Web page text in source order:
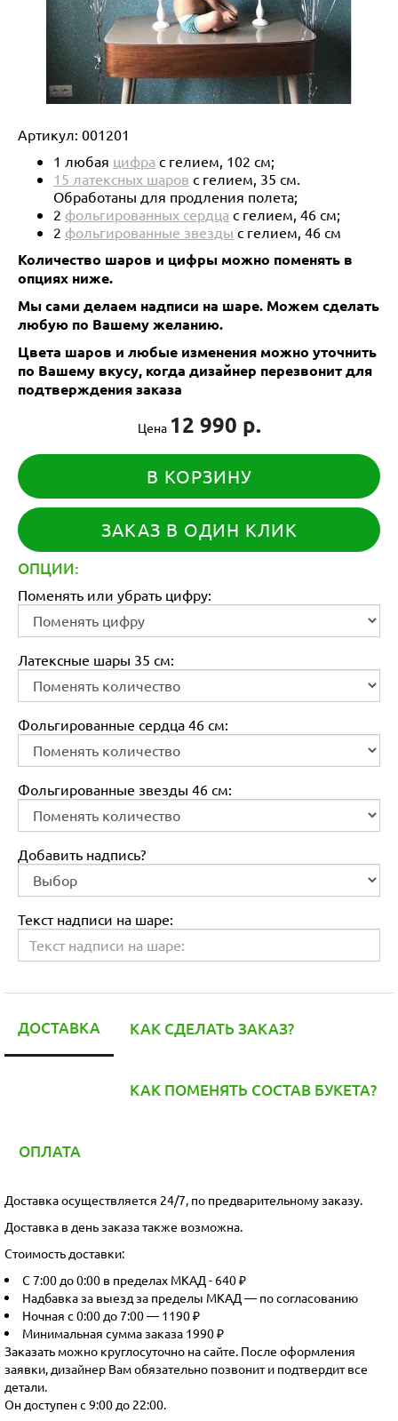
Артикул: 001201
1 любая цифра с гелием, 102 см;
15 латексных шаров с гелием, 35 см.
Обработаны для продления полета;
2 фольгированных сердца с гелием, 46 см;
2 фольгированные звезды с гелием, 46 см
Количество шаров и цифры можно поменять в
опциях ниже.
Мы сами делаем надписи на шаре. Можем сделать
любую по Вашему желанию.
Цвета шаров и любые изменения можно уточнить
по Вашему вкусу, когда дизайнер перезвонит для
подтверждения заказа
Цена 12 990 р.
В КОРЗИНУ
ЗАКАЗ В ОДИН КЛИК
ОПЦИИ:
Поменять или убрать цифру:
Латексные шары 35 см:
Фольгированные сердца 46 см:
Фольгированные звезды 46 см:
Добавить надпись?
Текст надписи на шаре:
ДОСТАВКА КАК СДЕЛАТЬ ЗАКАЗ?
КАК ПОМЕНЯТЬ СОСТАВ БУКЕТА?
ОПЛАТА
Доставка осуществляется 24/7, по предварительному заказу.
Доставка в день заказа также возможна.
Стоимость доставки:
С 7:00 до 0:00 в пределах МКАД - 640 ₽
Надбавка за выезд за пределы МКАД — по согласованию
Ночная с 0:00 до 7:00 — 1190 ₽
Минимальная сумма заказа 1990 ₽
Заказать можно круглосуточно на сайте. После оформления
заявки, дизайнер Вам обязательно позвонит и подтвердит все
детали.
Он доступен с 9:00 до 22:00.